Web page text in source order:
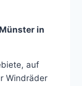
in
auf
Windräder